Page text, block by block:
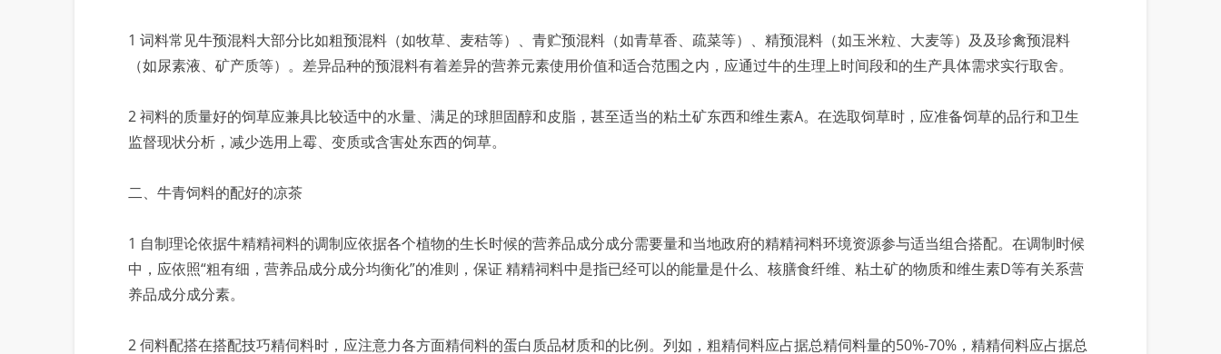
1 词料常见牛预混料大部分比如粗预混料（如牧草、麦秸等）、青贮预混料（如青草香、疏菜等）、精预混料（如玉米粒、大麦等）及及珍禽预混料
（如尿素液、矿产质等）。差异品种的预混料有着差异的营养元素使用价值和适合范围之内，应通过牛的生理上时间段和的生产具体需求实行取舍。
2 祠料的质量好的饲草应兼具比较适中的水量、满足的球胆固醇和皮脂，甚至适当的粘土矿东西和维生素A。在选取饲草时，应准备饲草的品行和卫生
监督现状分析，减少选用上霉、变质或含害处东西的饲草。
二、牛青饲料的配好的凉茶
1 自制理论依据牛精精祠料的调制应依据各个植物的生长时候的营养品成分成分需要量和当地政府的精精祠料环境资源参与适当组合搭配。在调制时候
中，应依照“粗有细，营养品成分成分均衡化”的准则，保证 精精祠料中是指已经可以的能量是什么、核膳食纤维、粘土矿的物质和维生素D等有关系营
养品成分成分素。
2 伺料配搭在搭配技巧精伺料时，应注意力各方面精伺料的蛋白质品材质和的比例。列如，粗精伺料应占据总精伺料量的50%-70%，精精伺料应占据总